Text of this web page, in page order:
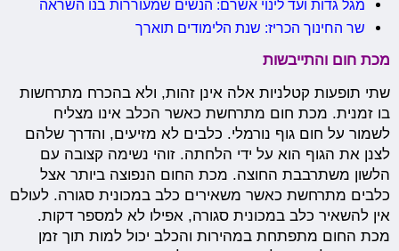
מגל גדות ועד לינוי אשרם: הנשים שמעוררות בנו השראה
שר החינוך הכריז: שנת הלימודים תוארך
מכת חום והתייבשות
שתי תופעות קטלניות אלה אינן זהות, ולא בהכרח מתרחשות
בו זמנית. מכת חום מתרחשת כאשר הכלב אינו מצליח
לשמור על חום גוף נורמלי. כלבים לא מזיעים, והדרך שלהם
לצנן את הגוף הוא על ידי הלחתה. זוהי נשימה קצובה עם
הלשון משתרבבת החוצה. מכת החום הנפוצה ביותר אצל
כלבים מתרחשת כאשר משאירים כלב במכונית סגורה. לעולם
אין להשאיר כלב במכונית סגורה, אפילו לא למספר דקות.
מכת החום מתפתחת במהירות והכלב יכול למות תוך זמן